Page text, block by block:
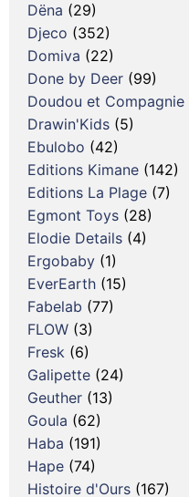
Dëna (29)
Djeco (352)
Domiva (22)
Done by Deer (99)
Doudou et Compagnie
Drawin'Kids (5)
Ebulobo (42)
Editions Kimane (142)
Editions La Plage (7)
Egmont Toys (28)
Elodie Details (4)
Ergobaby (1)
EverEarth (15)
Fabelab (77)
FLOW (3)
Fresk (6)
Galipette (24)
Geuther (13)
Goula (62)
Haba (191)
Hape (74)
Histoire d'Ours (167)